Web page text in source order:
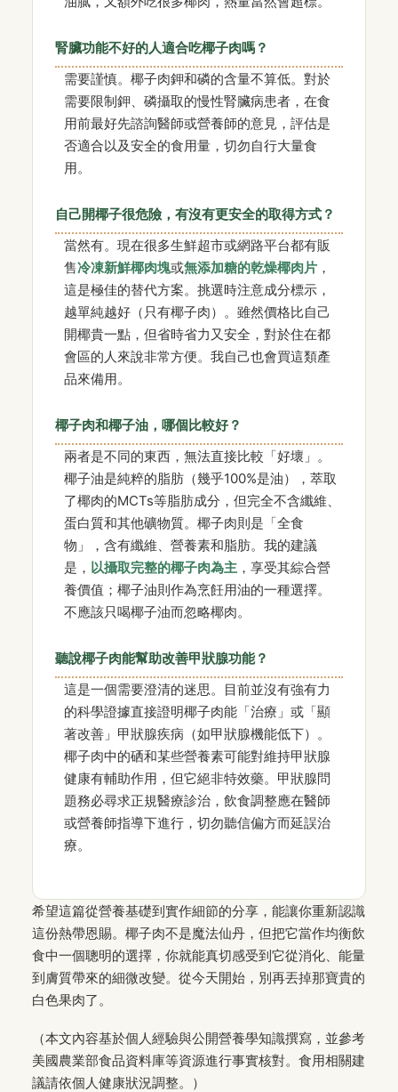
腎臟功能不好的人適合吃椰子肉嗎？
需要謹慎。椰子肉鉀和磷的含量不算低。對於
需要限制鉀、磷攝取的慢性腎臟病患者，在食
用前最好先諮詢醫師或營養師的意見，評估是
否適合以及安全的食用量，切勿自行大量食
用。
自己開椰子很危險，有沒有更安全的取得方式？
當然有。現在很多生鮮超市或網路平台都有販
售冷凍新鮮椰肉塊或無添加糖的乾燥椰肉片 ，
這是極佳的替代方案。挑選時注意成分標示，
越單純越好（只有椰子肉）。雖然價格比自己
開椰貴一點，但省時省力又安全，對於住在都
會區的人來說非常方便。我自己也會買這類產
品來備用。
椰子肉和椰子油，哪個比較好？
兩者是不同的東西，無法直接比較「好壞」。
椰子油是純粹的脂肪（幾乎100%是油），萃取
了椰肉的MCTs等脂肪成分，但完全不含纖維、
蛋白質和其他礦物質。椰子肉則是「全食
物」，含有纖維、營養素和脂肪。我的建議
是， 以攝取完整的椰子肉為主 ，享受其綜合營
養價值；椰子油則作為烹飪用油的一種選擇。
不應該只喝椰子油而忽略椰肉。
聽說椰子肉能幫助改善甲狀腺功能？
這是一個需要澄清的迷思。目前並沒有強有力
的科學證據直接證明椰子肉能「治療」或「顯
著改善」甲狀腺疾病（如甲狀腺機能低下）。
椰子肉中的硒和某些營養素可能對維持甲狀腺
健康有輔助作用，但它絕非特效藥。甲狀腺問
題務必尋求正規醫療診治，飲食調整應在醫師
或營養師指導下進行，切勿聽信偏方而延誤治
療。
希望這篇從營養基礎到實作細節的分享，能讓你重新認識
這份熱帶恩賜。椰子肉不是魔法仙丹，但把它當作均衡飲
食中一個聰明的選擇，你就能真切感受到它從消化、能量
到膚質帶來的細微改變。從今天開始，別再丟掉那寶貴的
白色果肉了。
（本文內容基於個人經驗與公開營養學知識撰寫，並參考
美國農業部食品資料庫等資源進行事實核對。食用相關建
議請依個人健康狀況調整。）